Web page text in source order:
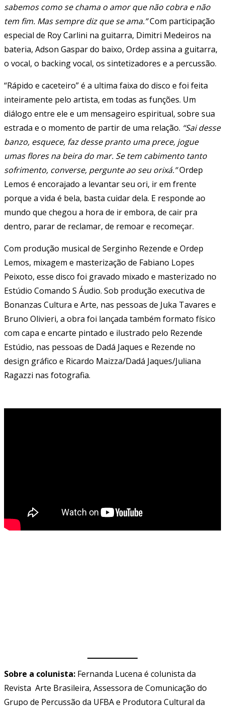
sabemos como se chama o amor que não cobra e não
tem fim. Mas sempre diz que se ama.”Com participação
especial de Roy Carlini na guitarra, Dimitri Medeiros na
bateria, Adson Gaspar do baixo, Ordep assina a guitarra,
o vocal, o backing vocal, os sintetizadores e a percussão.
“Rápido e caceteiro” é a ultima faixa do disco e foi feita
inteiramente pelo artista, em todas as funções. Um
diálogo entre ele e um mensageiro espiritual, sobre sua
estrada e o momento de partir de uma relação. “Sai desse
banzo, esquece, faz desse pranto uma prece, jogue
umas flores na beira do mar. Se tem cabimento tanto
sofrimento, converse, pergunte ao seu orixá.”Ordep
Lemos é encorajado a levantar seu ori, ir em frente
porque a vida é bela, basta cuidar dela. E responde ao
mundo que chegou a hora de ir embora, de cair pra
dentro, parar de reclamar, de remoar e recomeçar.
Com produção musical de Serginho Rezende e Ordep
Lemos, mixagem e masterização de Fabiano Lopes
Peixoto, esse disco foi gravado mixado e masterizado no
Estúdio Comando S Áudio. Sob produção executiva de
Bonanzas Cultura e Arte, nas pessoas de Juka Tavares e
Bruno Olivieri, a obra foi lançada também formato físico
com capa e encarte pintado e ilustrado pelo Rezende
Estúdio, nas pessoas de Dadá Jaques e Rezende no
design gráfico e Ricardo Maizza/Dadá Jaques/Juliana
Ragazzi nas fotografia.
Sobre a colunista: Fernanda Lucena é colunista da
Revista Arte Brasileira, Assessora de Comunicação do
Grupo de Percussão da UFBA e Produtora Cultural da